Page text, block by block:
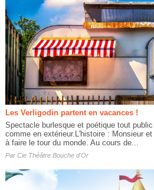
Les Verligodin partent en vacances !
Spectacle burlesque et poétique tout
comme en extérieur.L'histoire : Monsieur
à faire le tour du monde. Au cours de...
Par Cie Théâtre Bouche d'Or